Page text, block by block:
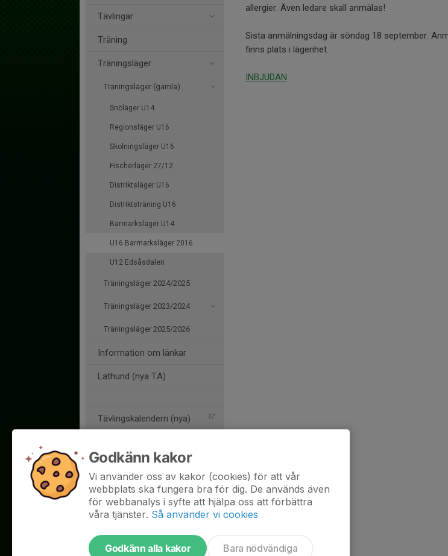
Tävlingar
Träning
Träningsläger
Träningsläger (gamla)
Snöläger U14
Regionsläger U16
Skolningsläger U16
Fischerläger 27/12
Distriktsläger U16
Distriktsträning U16
Barmarksläger U14
U16 Barmarksläger 2016
U12 Edsåsdalen
Träningsläger 2024/2025
Träningsläger 2023/2024
Träningsläger 2025/2026
Information om länkar
Lathund (nya TA)
Tävlingskalendern (nya)
Svenska Skidförbundet
SSF Live Results
FIS alpin skidåkning
allergier. Även ledare skall anmälas!
Sista anmälningsdag är söndag 18 september.
finns plats i lägenhet.
INBJUDAN
Godkänn kakor
Vi använder oss av kakor (cookies) för att vår
webbplats ska fungera bra för dig. De används även
för webbanalys i syfte att hjälpa oss att förbättra
våra tjänster. Så använder vi cookies
Godkänn alla kakor Bara nödvändiga